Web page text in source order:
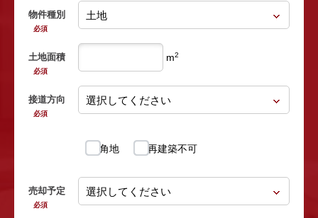
物件種別
必須
土地面積
必須
m2
接道方向
必須
角地 再建築不可
売却予定
必須